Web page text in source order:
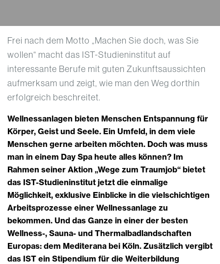
Frei nach dem Motto „Machen Sie doch, was Sie
wollen“ macht das IST-Studieninstitut auf
interessante Berufe mit guten Zukunftsaussichten
aufmerksam und zeigt, wie man den Weg dorthin
erfolgreich beschreitet.
Wellnessanlagen bieten Menschen Entspannung für
Körper, Geist und Seele. Ein Umfeld, in dem viele
Menschen gerne arbeiten möchten. Doch was muss
man in einem Day Spa heute alles können? Im
Rahmen seiner Aktion „Wege zum Traumjob“ bietet
das IST-Studieninstitut jetzt die einmalige
Möglichkeit, exklusive Einblicke in die vielschichtigen
Arbeitsprozesse einer Wellnessanlage zu
bekommen. Und das Ganze in einer der besten
Wellness-, Sauna- und Thermalbadlandschaften
Europas: dem Mediterana bei Köln. Zusätzlich vergibt
das IST ein Stipendium für die Weiterbildung